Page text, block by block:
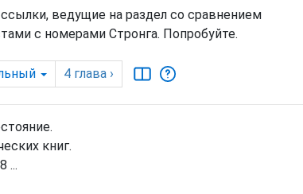
ведущие на раздел со сравнением
с номерами Стронга. Попробуйте.
4 глава ›
книг.
...